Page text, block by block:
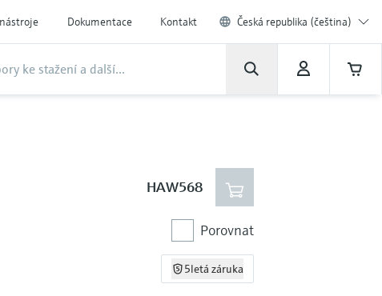
Dokumentace Kontakt Česká republika (čeština)
HAW568
Porovnat
5letá záruka